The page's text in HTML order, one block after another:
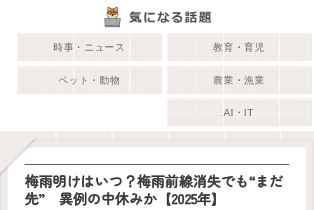
時事・ニュース 教育・育児
ペット・動物 農業・漁業
AI・IT
梅雨明けはいつ？梅雨前線消失でも“まだ
先” 異例の中休みか【2025年】